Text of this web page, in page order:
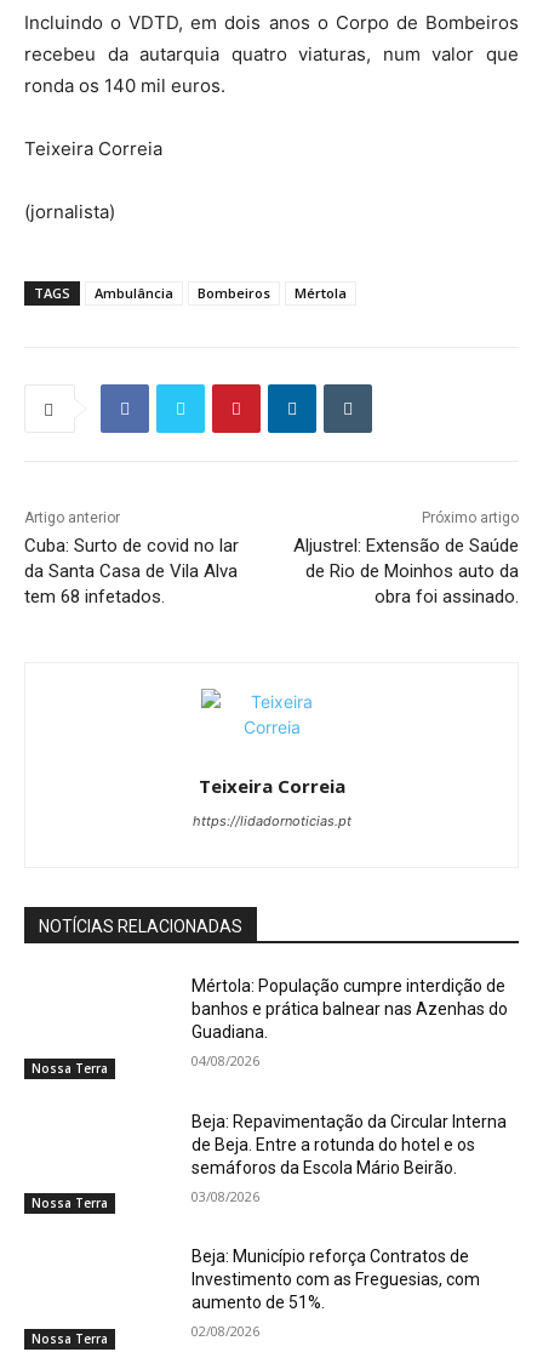
Incluindo o VDTD, em dois anos o Corpo de Bombeiros
recebeu da autarquia quatro viaturas, num valor que
ronda os 140 mil euros.
Teixeira Correia
(jornalista)
TAGS Ambulância Bombeiros Mértola
Artigo anterior
Cuba: Surto de covid no lar
da Santa Casa de Vila Alva
tem 68 infetados.
Próximo artigo
Aljustrel: Extensão de Saúde
de Rio de Moinhos auto da
obra foi assinado.
Teixeira Correia
https://lidadornoticias.pt
NOTÍCIAS RELACIONADAS
Nossa Terra
Mértola: População cumpre interdição de
banhos e prática balnear nas Azenhas do
Guadiana.
04/08/2026
Nossa Terra
Beja: Repavimentação da Circular Interna
de Beja. Entre a rotunda do hotel e os
semáforos da Escola Mário Beirão.
03/08/2026
Nossa Terra
Beja: Município reforça Contratos de
Investimento com as Freguesias, com
aumento de 51%.
02/08/2026